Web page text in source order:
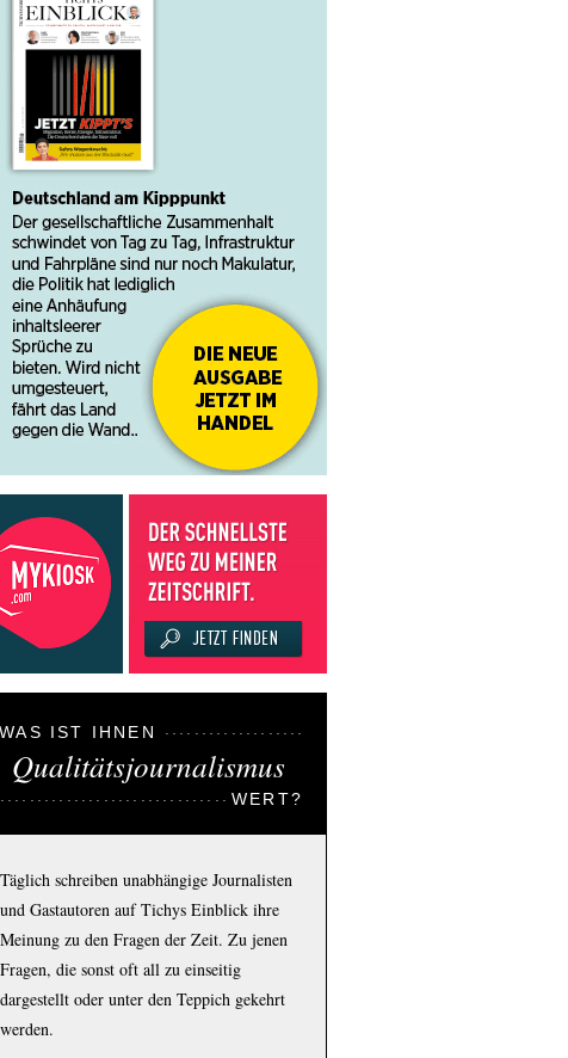
WAS IST IHNEN
Qualitätsjournalismus
WERT?
Täglich schreiben unabhängige Journalisten
und Gastautoren auf Tichys Einblick ihre
Meinung zu den Fragen der Zeit. Zu jenen
Fragen, die sonst oft all zu einseitig
dargestellt oder unter den Teppich gekehrt
werden.